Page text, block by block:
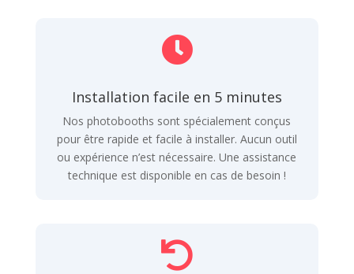

Installation facile en 5 minutes
Nos photobooths sont spécialement conçus
pour être rapide et facile à installer. Aucun outil
ou expérience n’est nécessaire. Une assistance
technique est disponible en cas de besoin !
